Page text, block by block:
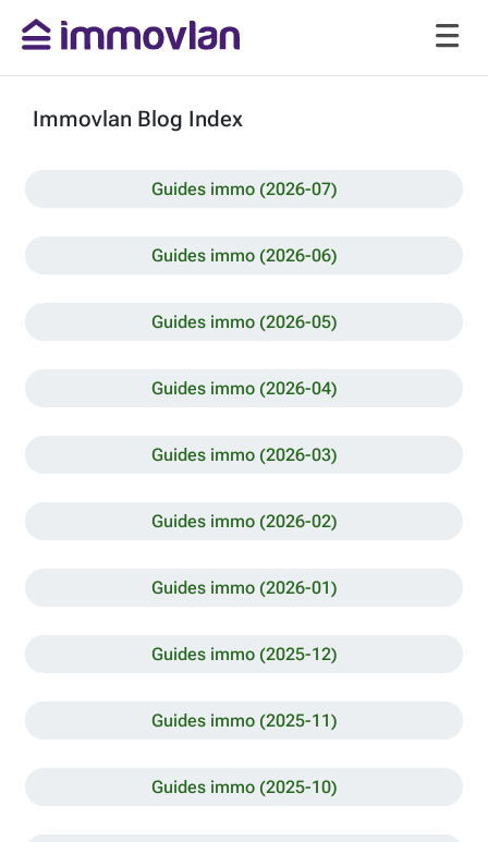
Immovlan Blog Index
Guides immo (2026-07)
Guides immo (2026-06)
Guides immo (2026-05)
Guides immo (2026-04)
Guides immo (2026-03)
Guides immo (2026-02)
Guides immo (2026-01)
Guides immo (2025-12)
Guides immo (2025-11)
Guides immo (2025-10)